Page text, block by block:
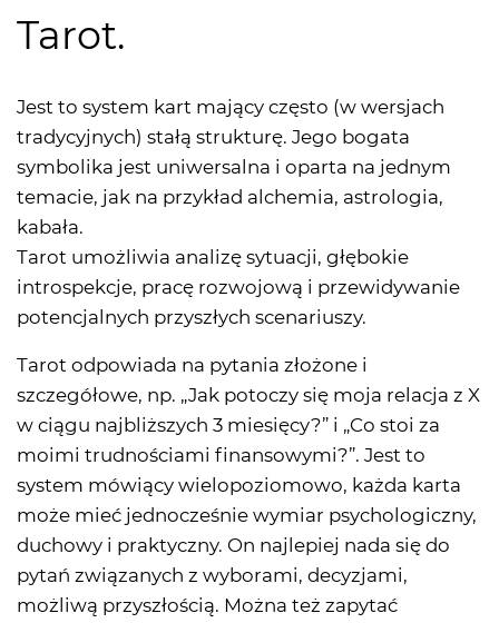
Tarot.
Jest to system kart mający często (w wersjach
tradycyjnych) stałą strukturę. Jego bogata
symbolika jest uniwersalna i oparta na jednym
temacie, jak na przykład alchemia, astrologia,
kabała.
Tarot umożliwia analizę sytuacji, głębokie
introspekcje, pracę rozwojową i przewidywanie
potencjalnych przyszłych scenariuszy.
Tarot odpowiada na pytania złożone i
szczegółowe, np. „Jak potoczy się moja relacja z X
w ciągu najbliższych 3 miesięcy?” i „Co stoi za
moimi trudnościami finansowymi?”. Jest to
system mówiący wielopoziomowo, każda karta
może mieć jednocześnie wymiar psychologiczny,
duchowy i praktyczny. On najlepiej nada się do
pytań związanych z wyborami, decyzjami,
możliwą przyszłością. Można też zapytać